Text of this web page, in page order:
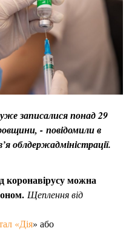
записалися понад 29
- повідомили в
облдержадміністрації.
коронавірусу можна
Щеплення від
«Дія» або